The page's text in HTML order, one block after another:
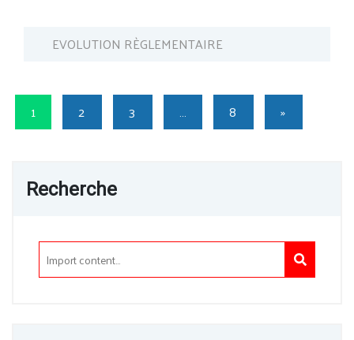
EVOLUTION RÈGLEMENTAIRE
1 2 3 … 8 »
Recherche